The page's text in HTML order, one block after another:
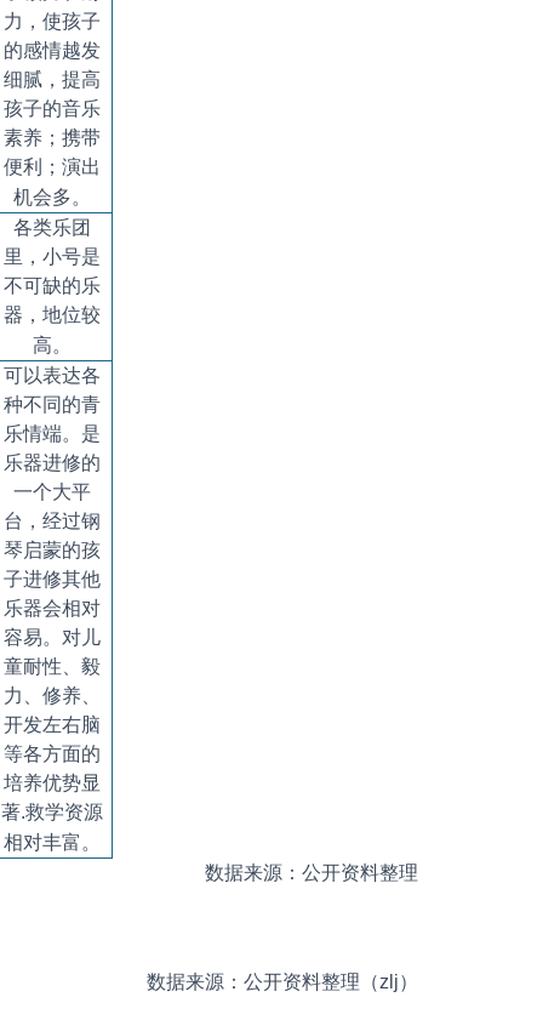
力，使孩子
的感情越发
细腻，提高
孩子的音乐
素养；携带
便利；演出
机会多。
各类乐团
里，小号是
不可缺的乐
器，地位较
高。
可以表达各
种不同的青
乐情端。是
乐器进修的
一个大平
台，经过钢
琴启蒙的孩
子进修其他
乐器会相对
容易。对儿
童耐性、毅
力、修养、
开发左右脑
等各方面的
培养优势显
著.救学资源
相对丰富。
数据来源：公开资料整理
数据来源：公开资料整理（zlj）